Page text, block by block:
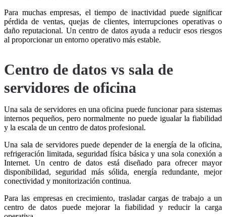
Para muchas empresas, el tiempo de inactividad puede significar
pérdida de ventas, quejas de clientes, interrupciones operativas o
daño reputacional. Un centro de datos ayuda a reducir esos riesgos
al proporcionar un entorno operativo más estable.
Centro de datos vs sala de
servidores de oficina
Una sala de servidores en una oficina puede funcionar para sistemas
internos pequeños, pero normalmente no puede igualar la fiabilidad
y la escala de un centro de datos profesional.
Una sala de servidores puede depender de la energía de la oficina,
refrigeración limitada, seguridad física básica y una sola conexión a
Internet. Un centro de datos está diseñado para ofrecer mayor
disponibilidad, seguridad más sólida, energía redundante, mejor
conectividad y monitorización continua.
Para las empresas en crecimiento, trasladar cargas de trabajo a un
centro de datos puede mejorar la fiabilidad y reducir la carga